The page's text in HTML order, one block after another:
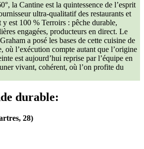
la Cantine est la quintessence de l’esprit
ultra-qualitatif des restaurants et
y est 100 % Terroirs : pêche durable,
engagées, producteurs en direct. Le
a posé les bases de cette cuisine de
où l’exécution compte autant que l’origine
est aujourd’hui reprise par l’équipe en
vivant, cohérent, où l’on profite du
durable:
28)